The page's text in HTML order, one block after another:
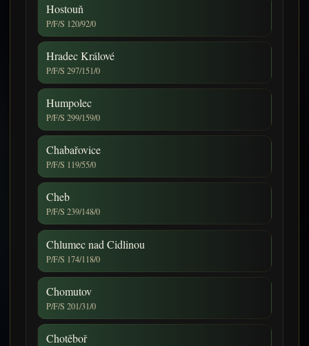
Hostouň
P/F/S 120/92/0
Hradec Králové
P/F/S 297/151/0
Humpolec
P/F/S 299/159/0
Chabařovice
P/F/S 119/55/0
Cheb
P/F/S 239/148/0
Chlumec nad Cidlinou
P/F/S 174/118/0
Chomutov
P/F/S 201/31/0
Chotěboř